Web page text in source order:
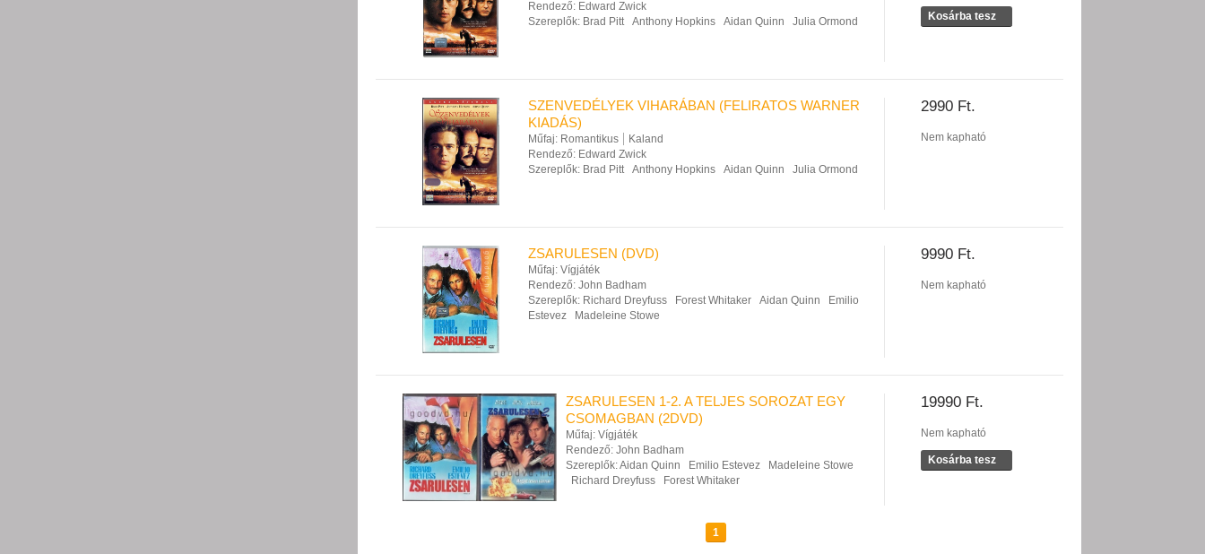
Kosárba tesz
Rendező: Edward Zwick
Szereplők: Brad Pitt Anthony Hopkins Aidan Quinn Julia Ormond
2990 Ft.
Nem kapható
SZENVEDÉLYEK VIHARÁBAN (FELIRATOS WARNER
KIADÁS)
Műfaj: Romantikus
Kaland
Rendező: Edward Zwick
Szereplők: Brad Pitt Anthony Hopkins Aidan Quinn Julia Ormond
9990 Ft.
Nem kapható
ZSARULESEN (DVD)
Műfaj: Vígjáték
Rendező: John Badham
Szereplők: Richard Dreyfuss Forest Whitaker Aidan Quinn
Emilio
Estevez
Madeleine Stowe
19990 Ft.
Nem kapható
Kosárba tesz
ZSARULESEN 1-2. A TELJES SOROZAT EGY
CSOMAGBAN (2DVD)
Műfaj:Vígjáték
Rendező:John Badham
Szereplők:Aidan Quinn Emilio Estevez
Madeleine Stowe
Richard Dreyfuss
Forest Whitaker
1